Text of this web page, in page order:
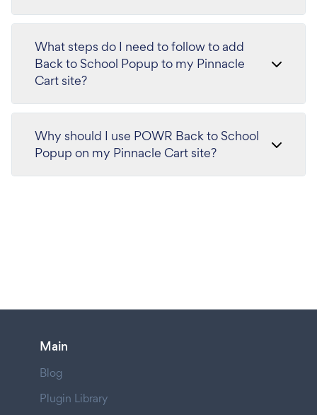
What steps do I need to follow to add
Back to School Popup to my Pinnacle
Cart site?
Why should I use POWR Back to School
Popup on my Pinnacle Cart site?
Main
Blog
Plugin Library